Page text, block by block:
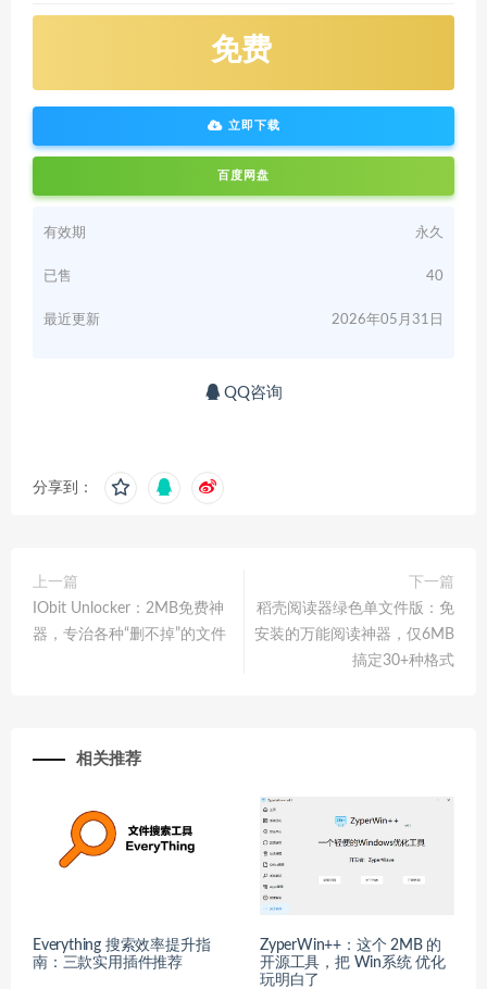
免费
立即下载
百度网盘
有效期 永久
已售 40
最近更新 2026年05月31日
QQ咨询
分享到：
上一篇
IObit Unlocker：2MB免费神
器，专治各种“删不掉”的文件
下一篇
稻壳阅读器绿色单文件版：免
安装的万能阅读神器，仅6MB
搞定30+种格式
相关推荐
Everything 搜索效率提升指
南：三款实用插件推荐
ZyperWin++：这个 2MB 的
开源工具，把 Win系统 优化
玩明白了